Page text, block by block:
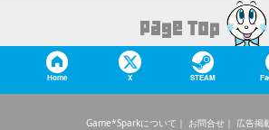
Home X STEAM
Game*Sparkについて お問合せ 広告掲